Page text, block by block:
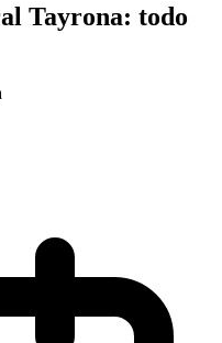
Tayrona: todo